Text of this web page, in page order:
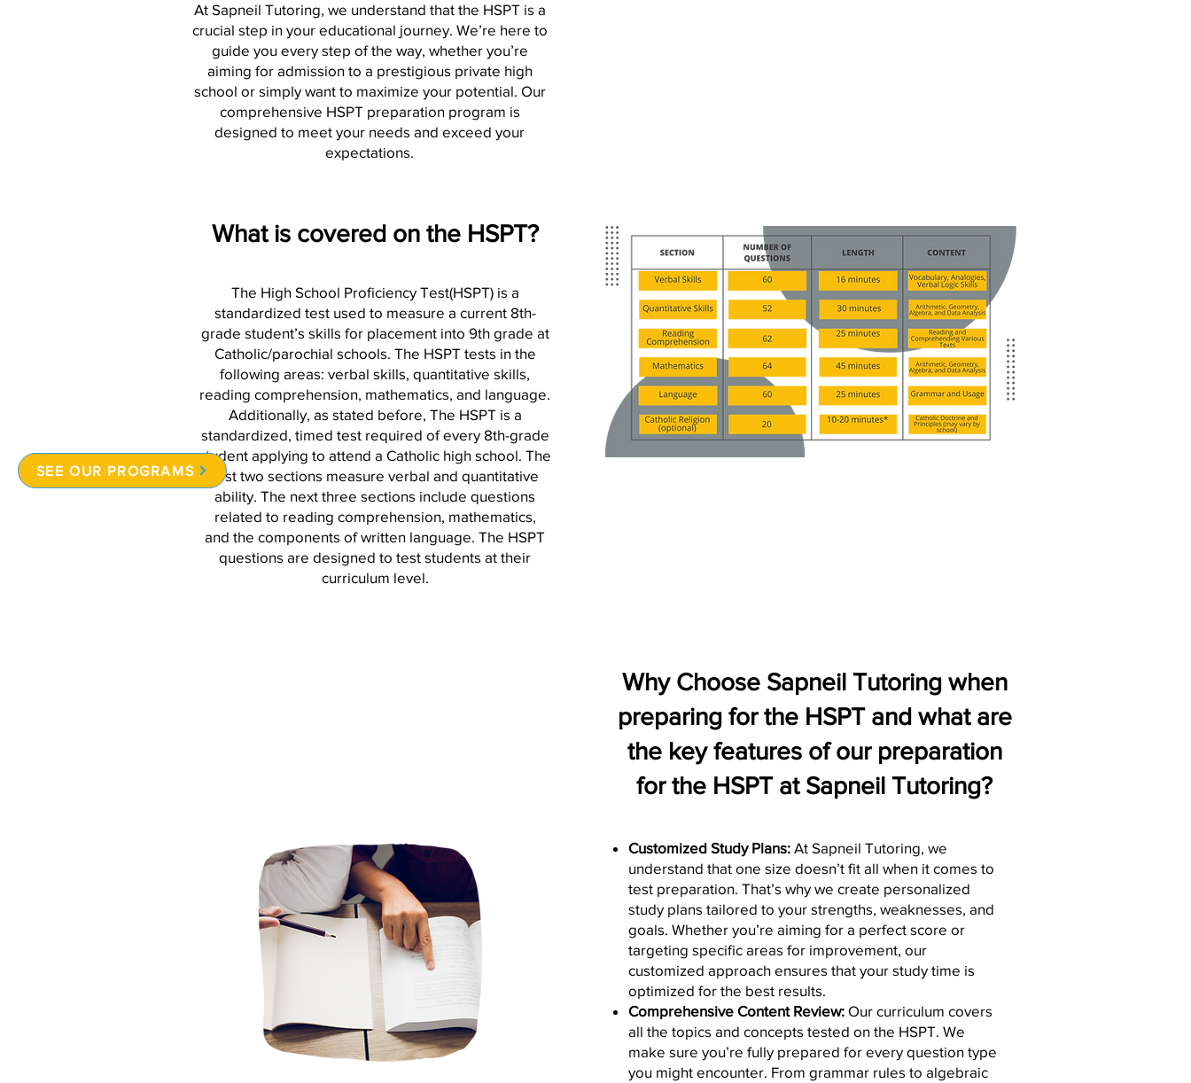
SEE OUR PROGRAMS
At Sapneil Tutoring, we understand that the HSPT is a
crucial step in your educational journey. We’re here to
guide you every step of the way, whether you’re
aiming for admission to a prestigious private high
school or simply want to maximize your potential. Our
comprehensive HSPT preparation program is
designed to meet your needs and exceed your
expectations.
What is covered on the HSPT?
The High School Proficiency Test(HSPT) is a
standardized test used to measure a current 8th-
grade student’s skills for placement into 9th grade at
Catholic/parochial schools. The HSPT tests in the
following areas: verbal skills, quantitative skills,
reading comprehension, mathematics, and language.
Additionally, as stated before, The HSPT is a
standardized, timed test required of every 8th-grade
student applying to attend a Catholic high school. The
first two sections measure verbal and quantitative
ability. The next three sections include questions
related to reading comprehension, mathematics,
and the components of written language. The HSPT
questions are designed to test students at their
curriculum level.
Why Choose Sapneil Tutoring when
preparing for the HSPT and what are
the key features of our preparation
for the HSPT at Sapneil Tutoring?
Customized Study Plans: At Sapneil Tutoring, we
understand that one size doesn’t fit all when it comes to
test preparation. That’s why we create personalized
study plans tailored to your strengths, weaknesses, and
goals. Whether you’re aiming for a perfect score or
targeting specific areas for improvement, our
customized approach ensures that your study time is
optimized for the best results.
Comprehensive Content Review: Our curriculum covers
all the topics and concepts tested on the HSPT. We
make sure you’re fully prepared for every question type
you might encounter. From grammar rules to algebraic